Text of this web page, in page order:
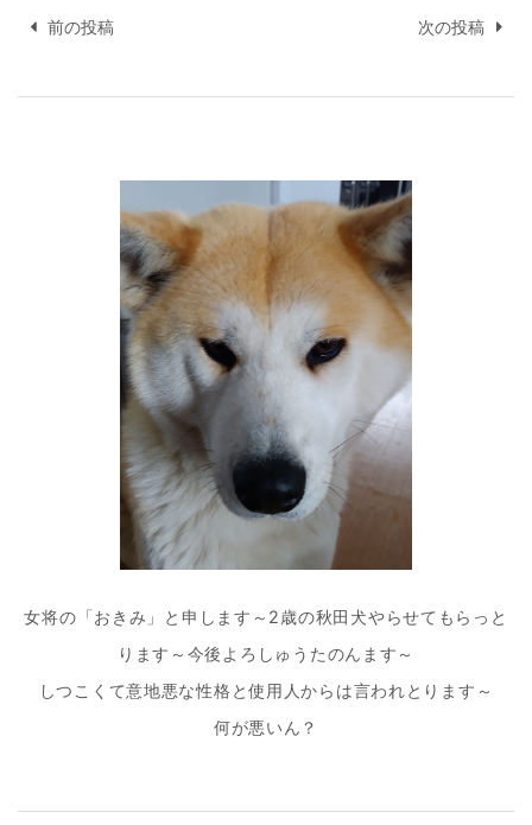
稿前の投稿 次の投稿
女将の「おきみ」と申します～2歳の秋田犬やらせてもらっと
ります～今後よろしゅうたのんます～
しつこくて意地悪な性格と使用人からは言われとります～
何が悪いん？